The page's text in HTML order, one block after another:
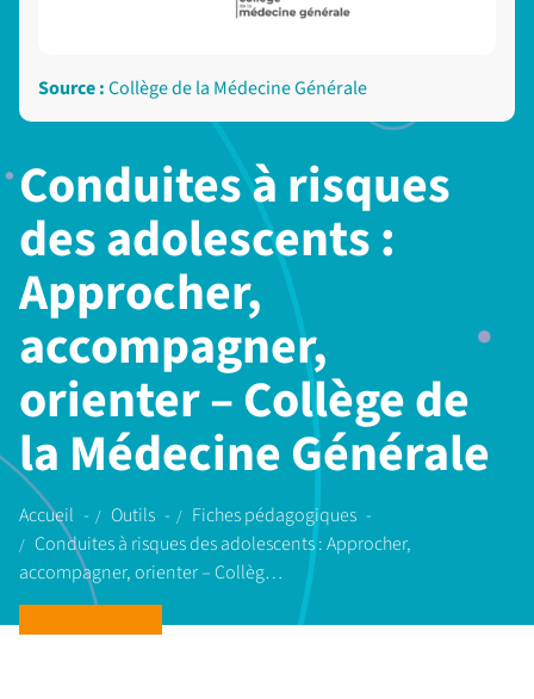
Conduites à risques
des adolescents :
Approcher,
accompagner,
orienter – Collège de
la Médecine Générale
Accueil Outils
Fiches pédagogiques
Conduites à risques des adolescents : Approcher,
accompagner, orienter – Collèg…
Source :Collège de la Médecine Générale